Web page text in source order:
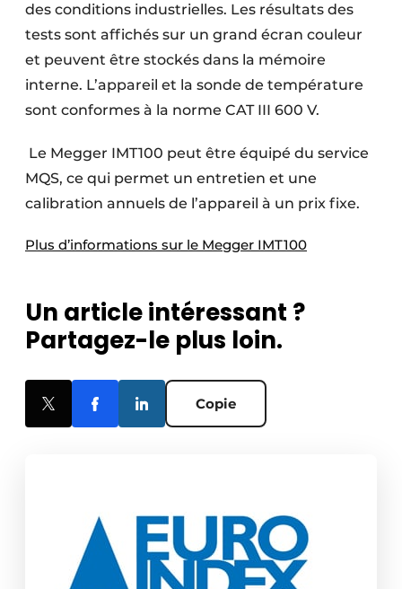
des conditions industrielles. Les résultats des
tests sont affichés sur un grand écran couleur
et peuvent être stockés dans la mémoire
interne. L’appareil et la sonde de température
sont conformes à la norme CAT III 600 V.
Le Megger IMT100 peut être équipé du service
MQS, ce qui permet un entretien et une
calibration annuels de l’appareil à un prix fixe.
Plus d’informations sur le Megger IMT100
Un article intéressant ?
Partagez-le plus loin.
Copie